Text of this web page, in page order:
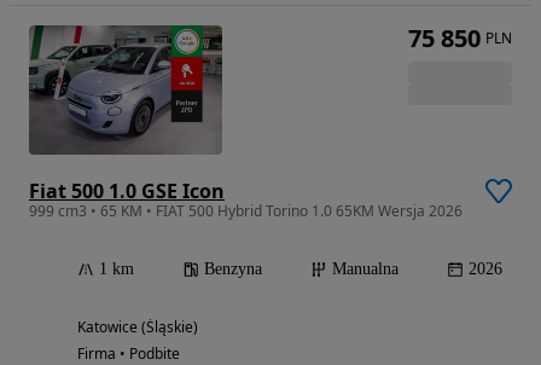
Fiat 500 1.0 GSE Icon
999 cm3 • 65 KM • FIAT 500 Hybrid Torino 1.0 65KM Wersja 2026
1 km Benzyna Manualna 2026
Katowice (Śląskie)
Firma • Podbite
75 850 PLN